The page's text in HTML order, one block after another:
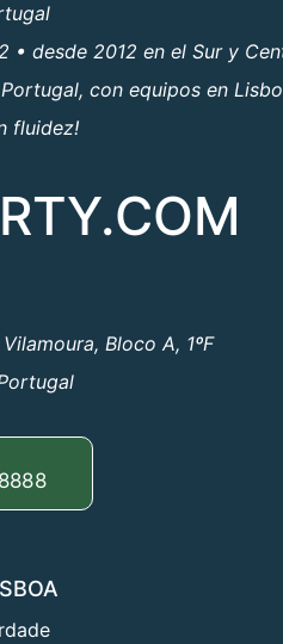
• desde 2012 en el Sur y
con equipos en
fluidez!
Bloco A, 1ºF